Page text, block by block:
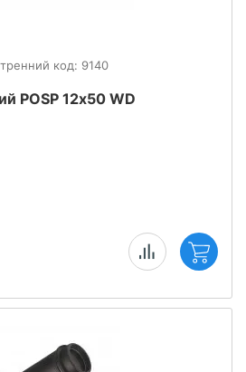
код: 9140
POSP 12х50 WD